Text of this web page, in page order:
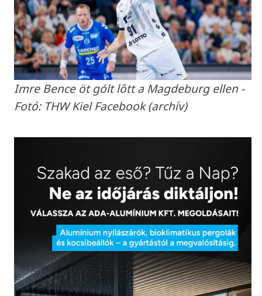
Imre Bence öt gólt lőtt a Magdeburg ellen -
Fotó: THW Kiel Facebook (archív)